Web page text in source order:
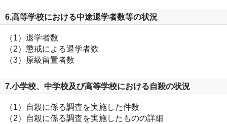
6.高等学校における中途退学者数等の状況
（1）退学者数
（2）懲戒による退学者数
（3）原級留置者数
7.小学校、中学校及び高等学校における自殺の状況
（1）自殺に係る調査を実施した件数
（2）自殺に係る調査を実施したものの詳細